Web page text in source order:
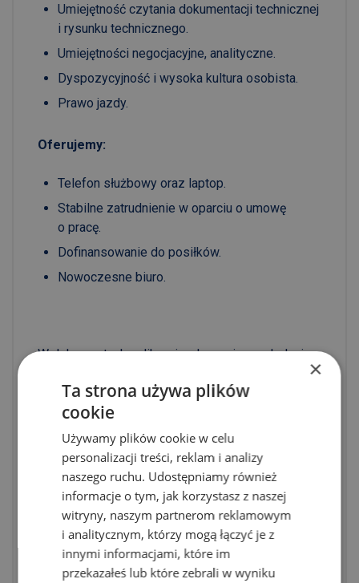
Umiejętność czytania dokumentacji technicznej
i rysunku technicznego.
Umiejętności negocjacyjne, analityczne.
Dyspozycyjność i wysoka kultura osobista.
Prawo jazdy.
Oferujemy:
Telefon służbowy oraz laptop.
Stabilne zatrudnienie w oparciu o umowę
o pracę.
Dofinansowanie do posiłków.
Nowoczesne biuro.
W dokumentach aplikacyjnych prosimy o dodanie
Wyrażam zgodę na przetwarzanie moich danych
osobowych dla potrzeb niezbędnych do realizacji
procesu rekrutacji (zgodnie z ustawą z dnia 10
maja 2018 roku o ochronie danych osobowych
(Dz. Ustaw z 2018, poz. 1000) oraz zgodnie
z Rozporządzeniem Parlamentu Europejskiego
i Rady (UE) 2016/679 z dnia 27 kwietnia 2016 r.
w sprawie ochrony osób fizycznych w związku
×
Ta strona używa plików
cookie
Używamy plików cookie w celu
personalizacji treści, reklam i analizy
naszego ruchu. Udostępniamy również
informacje o tym, jak korzystasz z naszej
witryny, naszym partnerom reklamowym
i analitycznym, którzy mogą łączyć je z
innymi informacjami, które im
przekazałeś lub które zebrali w wyniku